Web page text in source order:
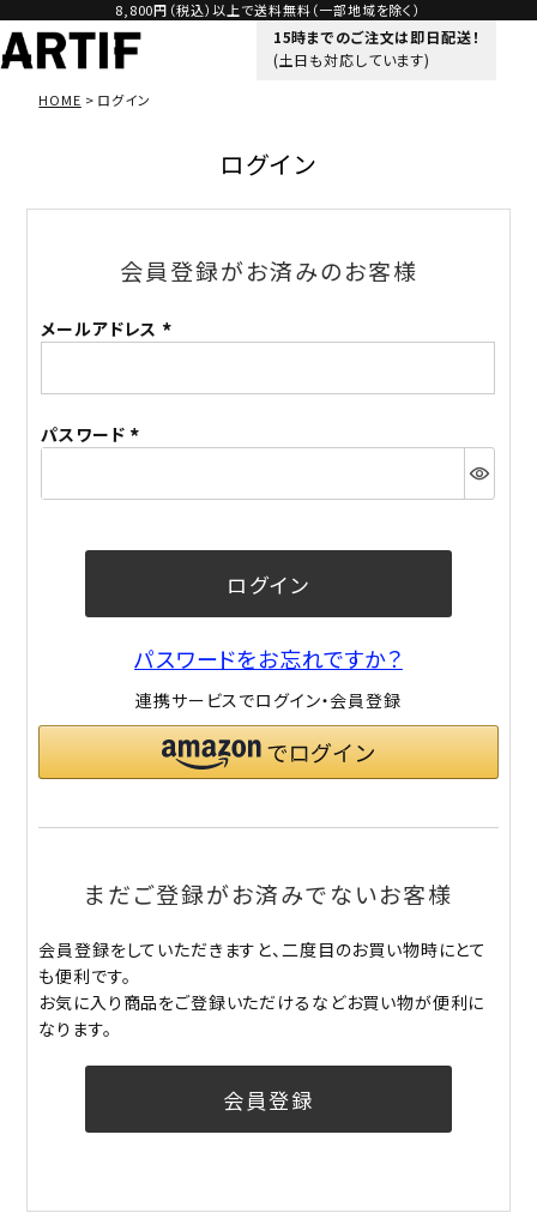
8,800円（税込）以上で送料無料（一部地域を除く）
15時までのご注文は即日配送！
(土日も対応しています)
HOME ログイン
ログイン
会員登録がお済みのお客様
メールアドレス
パスワード
ログイン
パスワードをお忘れですか？
連携サービスでログイン・会員登録
まだご登録がお済みでないお客様
会員登録をしていただきますと、二度目のお買い物時にとて
も便利です。
お気に入り商品をご登録いただけるなどお買い物が便利に
なります。
会員登録